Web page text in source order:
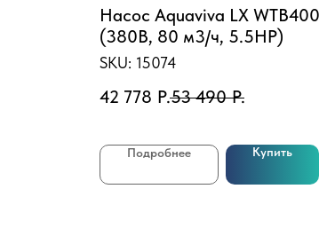
Насос Aquaviva LX
(380В, 80 м3/ч, 5.5HP)
SKU: 15074
42 778 Р.53 490 Р.
Подробнее Купить